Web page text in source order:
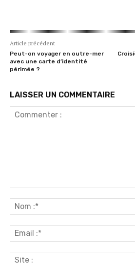
Article précédent
Peut-on voyager en outre-mer
avec une carte d’identité
périmée ?
LAISSER UN COMMENTAIRE